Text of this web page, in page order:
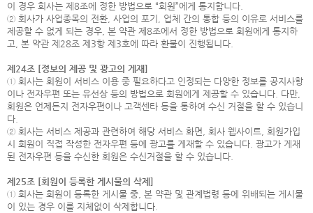
이 경우 회사는 제8조에 정한 방법으로 “회원”에게 통지합니다.
② 회사가 사업종목의 전환, 사업의 포기, 업체 간의 통합 등의 이유로 서비스를
제공할 수 없게 되는 경우, 본 약관 제8조에서 정한 방법으로 회원에게 통지하
고, 본 약관 제28조 제3항 제3호에 따라 환불이 진행됩니다.
제24조 [정보의 제공 및 광고의 게재]
① 회사는 회원이 서비스 이용 중 필요하다고 인정되는 다양한 정보를 공지사항
이나 전자우편 또는 유선상 등의 방법으로 회원에게 제공할 수 있습니다. 다만,
회원은 언제든지 전자우편이나 고객센타 등을 통하여 수신 거절을 할 수 있습니
다.
② 회사는 서비스 제공과 관련하여 해당 서비스 화면, 회사 웹사이트, 회원가입
시 회원이 직접 작성한 전자우편 등에 광고를 게재할 수 있습니다. 광고가 게재
된 전자우편 등을 수신한 회원은 수신거절을 할 수 있습니다.
제25조 [회원이 등록한 게시물의 삭제]
① 회사는 회원이 등록한 게시물 중, 본 약관 및 관계법령 등에 위배되는 게시물
이 있는 경우 이를 지체없이 삭제합니다.